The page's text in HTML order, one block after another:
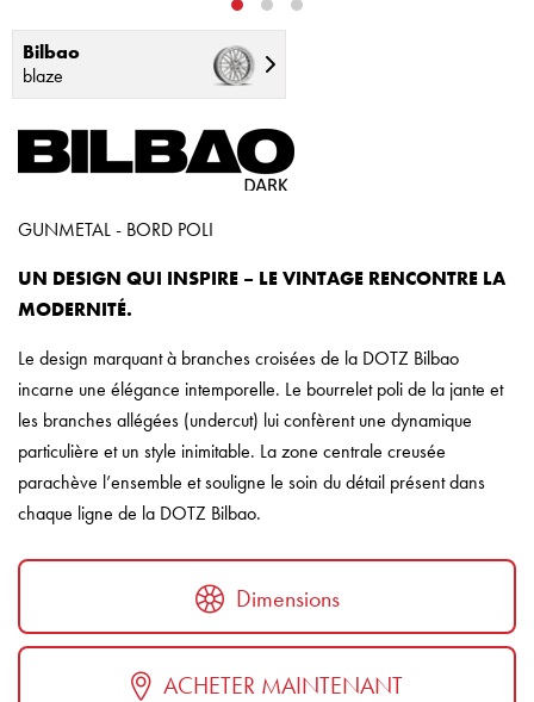
Bilbao
blaze
GUNMETAL - BORD POLI
UN DESIGN QUI INSPIRE – LE VINTAGE RENCONTRE LA
MODERNITÉ.
Le design marquant à branches croisées de la DOTZ Bilbao
incarne une élégance intemporelle. Le bourrelet poli de la jante et
les branches allégées (undercut) lui confèrent une dynamique
particulière et un style inimitable. La zone centrale creusée
parachève l’ensemble et souligne le soin du détail présent dans
chaque ligne de la DOTZ Bilbao.
Dimensions
ACHETER MAINTENANT